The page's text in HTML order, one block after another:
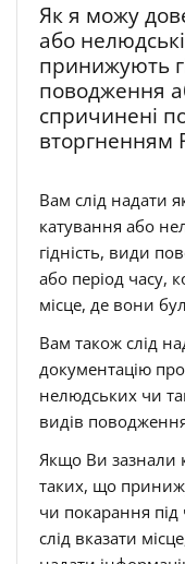
Як я можу
або
принижують
поводження
спричинені
вторгненням
Вам слід надати
катування або
гідність, види
або період часу,
місце, де вони
Вам також слід
документацію
нелюдських чи
видів
Якщо Ви зазнали
таких, що
чи покарання
слід вказати